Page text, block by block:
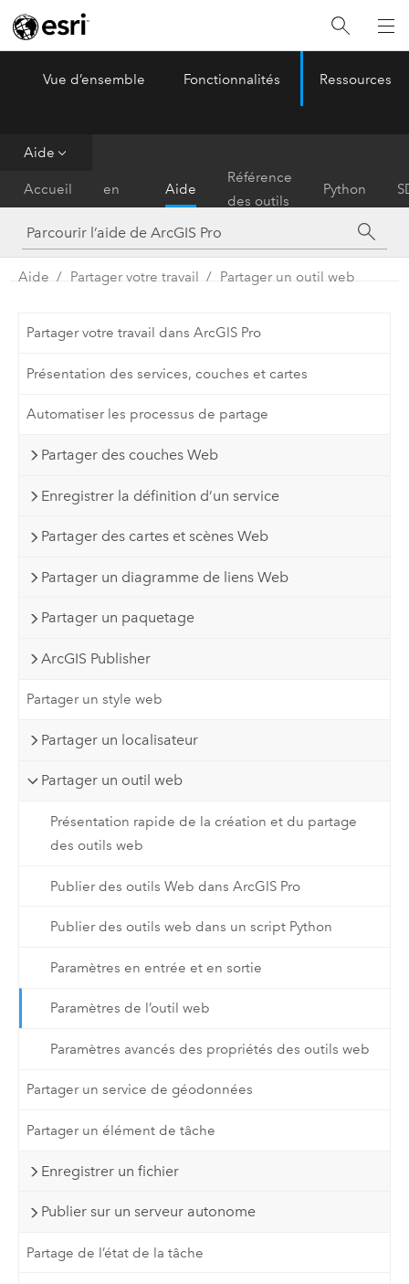
ArcGIS Pro
Vue d’ensemble Fonctionnalités Ressources
Aide
Accueil
en
main
Aide
Référence
des outils
Python
Aide Partager votre travail Partager un outil web
Partager votre travail dans ArcGIS Pro
Présentation des services, couches et cartes
Automatiser les processus de partage
Partager des couches Web
Enregistrer la définition d’un service
Partager des cartes et scènes Web
Partager un diagramme de liens Web
Partager un paquetage
ArcGIS Publisher
Partager un style web
Partager un localisateur
Partager un outil web
Présentation rapide de la création et du partage
des outils web
Publier des outils Web dans ArcGIS Pro
Publier des outils web dans un script Python
Paramètres en entrée et en sortie
Paramètres de l’outil web
Paramètres avancés des propriétés des outils web
Partager un service de géodonnées
Partager un élément de tâche
Enregistrer un fichier
Publier sur un serveur autonome
Partage de l’état de la tâche